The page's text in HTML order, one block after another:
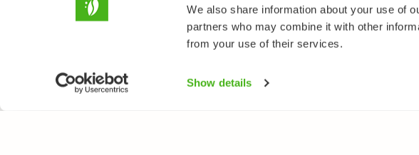
We also share information about your use of
partners who may combine it with other
from your use of their services.
Show details